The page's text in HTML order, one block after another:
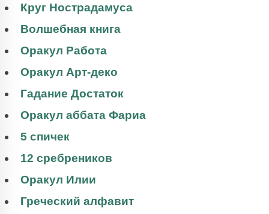
Круг Нострадамуса
Волшебная книга
Оракул Работа
Оракул Арт-деко
Гадание Достаток
Оракул аббата Фариа
5 спичек
12 сребреников
Оракул Илии
Греческий алфавит